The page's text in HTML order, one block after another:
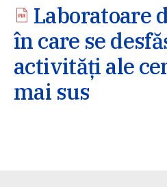
Laboratoare
în care se
activități ale
mai sus